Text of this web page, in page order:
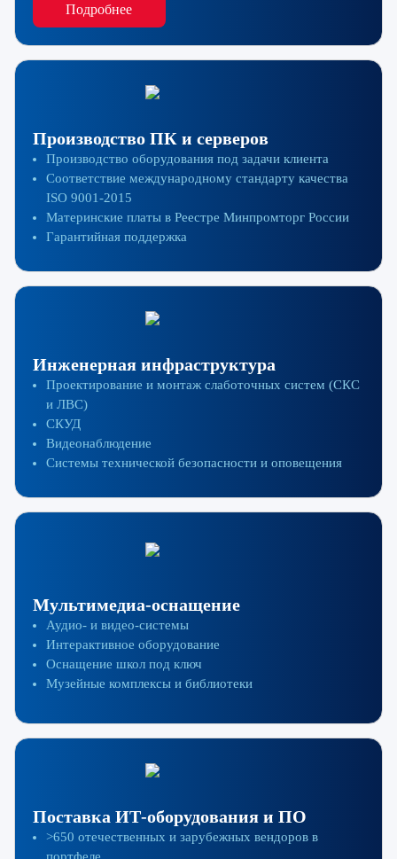
Подробнее
Производство ПК и серверов
Производство оборудования под задачи клиента
Cоответствие международному стандарту качества
ISO 9001-2015
Материнские платы в Реестре Минпромторг России
Гарантийная поддержка
Инженерная инфраструктура
Проектирование и монтаж слаботочных систем (СКС
и ЛВС)
СКУД
Видеонаблюдение
Системы технической безопасности и оповещения
Мультимедиа-оснащение
Аудио- и видео-системы
Интерактивное оборудование
Оснащение школ под ключ
Музейные комплексы и библиотеки
Поставка ИТ-оборудования и ПО
>650 отечественных и зарубежных вендоров в
портфеле